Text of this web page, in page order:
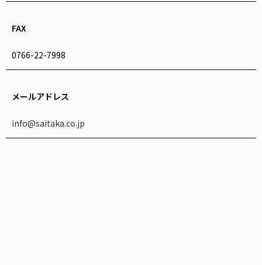
FAX
0766-22-7998
メールアドレス
info@saitaka.co.jp